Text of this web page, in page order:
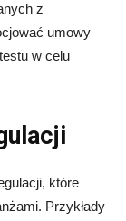
z
umowy
w celu
które
Przykłady